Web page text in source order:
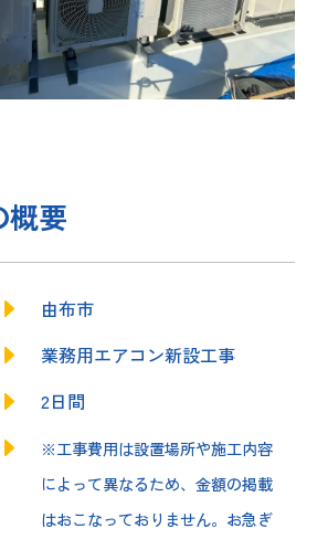
概要
由布市
業務用エアコン新設工事
2日間
※工事費用は設置場所や施工内容
によって異なるため、金額の掲載
はおこなっておりません。お急ぎ